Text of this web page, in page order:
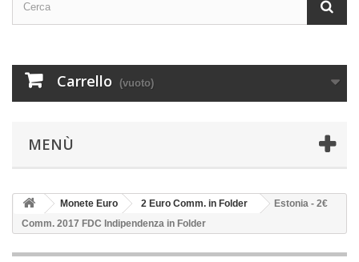
Carrello (vuoto)
MENÙ
Monete Euro 2 Euro Comm. in Folder
Estonia - 2€
Comm. 2017 FDC Indipendenza in Folder